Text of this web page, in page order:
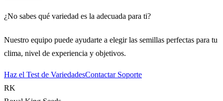
¿No sabes qué variedad es la adecuada para ti?
Nuestro equipo puede ayudarte a elegir las semillas perfectas para tu
clima, nivel de experiencia y objetivos.
Haz el Test de VariedadesContactar Soporte
RK